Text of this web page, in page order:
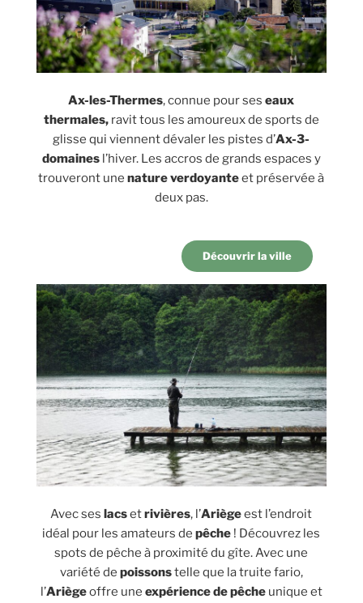
Ax-les-Thermes, connue pour seseaux
thermales, ravit tous les amoureux de sports de
glisse qui viennent dévaler les pistes d’Ax-3-
domainesl’hiver. Les accros de grands espaces y
trouveront unenature verdoyanteet préservée à
deux pas.
Découvrir la ville
Avec seslacsetrivières, l’Ariègeest l’endroit
idéal pour les amateurs depêche ! Découvrez les
spots de pêche à proximité du gîte. Avec une
variété de poissonstelle que la truite fario,
l’Ariègeoffre une expérience de pêcheunique et